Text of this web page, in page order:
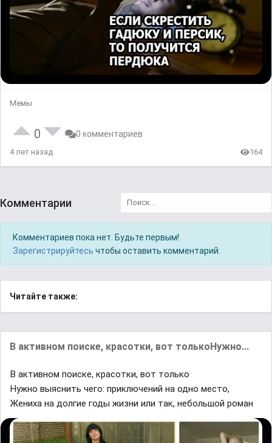
Мемы
0 0 комментариев
4 лет назад 164
Комментарии
Комментариев пока нет. Будьте первым!
Зарегистрируйтесь чтобы оставить комментарий.
Читайте также:
В активном поиске, красотки, вот толькоНужно...
В активном поиске, красотки, вот только
Нужно выяснить чего: приключений на одно место,
Жениха на долгие годы жизни или так, небольшой роман